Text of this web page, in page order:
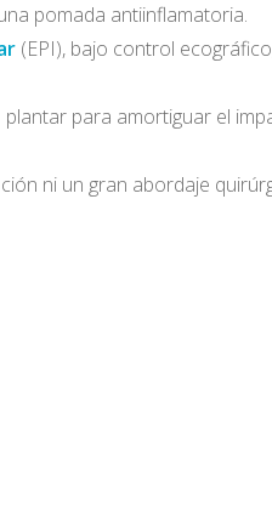
pomada antiinflamatoria.
(EPI), bajo control
para amortiguar el
ni un gran abordaje